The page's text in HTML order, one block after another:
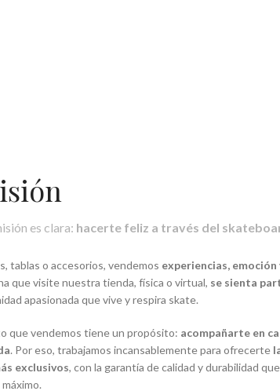
es clara: hacerte feliz a través del
tablas o accesorios, vendemos experiencias, emoción
que visite nuestra tienda, física o virtual, se sienta
apasionada que vive y respira skate.
que vendemos tiene un propósito: acompañarte en
. Por eso, trabajamos incansablemente para ofrecerte
exclusivos, con la garantía de calidad y durabilidad